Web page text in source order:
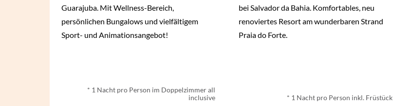
Guarajuba. Mit Wellness-Bereich,
persönlichen Bungalows und vielfältigem
Sport- und Animationsangebot!
* 1 Nacht pro Person im Doppelzimmer all
inclusive
bei Salvador da Bahia. Komfortables, neu
renoviertes Resort am wunderbaren Strand
Praia do Forte.
* 1 Nacht pro Person inkl. Früstück